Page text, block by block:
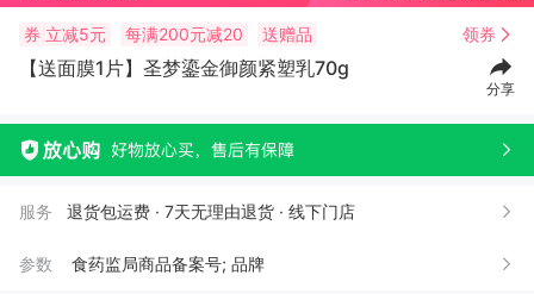
券 立减5元 每满200元减20 送赠品 领券
【送面膜1片】圣梦鎏金御颜紧塑乳70g
分享
服务 退货包运费 · 7天无理由退货 · 线下门店
参数 食药监局商品备案号; 品牌